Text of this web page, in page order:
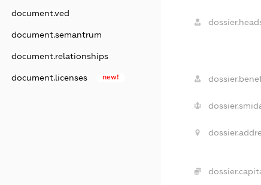
document.ved
document.semantrum
document.relationships
document.licenses new!